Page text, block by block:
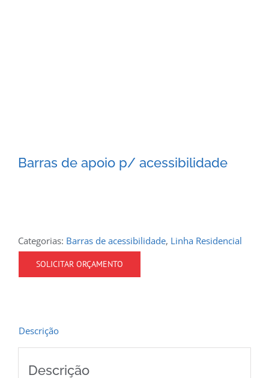
Barras de apoio p/ acessibilidade
Categorias: Barras de acessibilidade, Linha Residencial
SOLICITAR ORÇAMENTO
Descrição
Descrição